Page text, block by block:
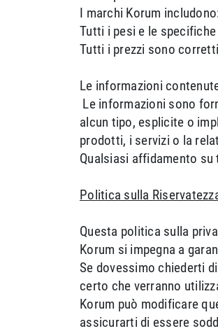
I marchi Korum
Tutti i pesi e le
Tutti i prezzi sono
Le informazioni
Le informazioni sono
alcun tipo, esplicite o
prodotti, i servizi o la
Qualsiasi affidamento
Politica sulla
Questa politica sulla
Korum si impegna a
Se dovessimo chiederti
certo che verranno
Korum può modificare
assicurarti di essere